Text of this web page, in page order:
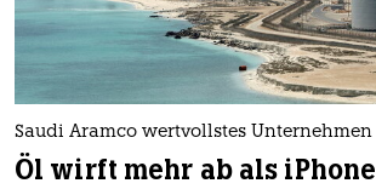
Saudi Aramco wertvollstes Unternehmen
Öl wirft mehr ab als